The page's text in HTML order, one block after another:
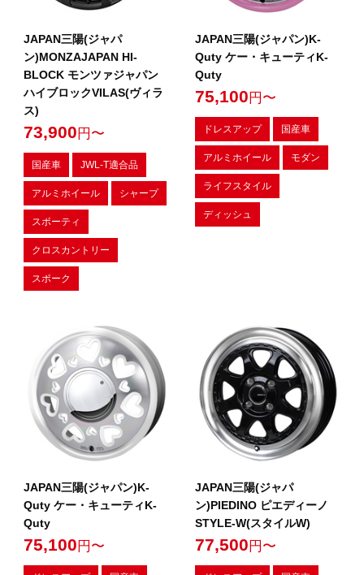
JAPAN三陽(ジャパ
ン)MONZAJAPAN HI-
BLOCK モンツァジャパン
ハイブロックVILAS(ヴィラ
ス)
73,900 円〜
国産車 JWL-T適合品
アルミホイール シャープ
スポーティ
クロスカントリー
スポーク
JAPAN三陽(ジャパン)K-
Quty ケー・キューティK-
Quty
75,100 円〜
ドレスアップ 国産車
アルミホイール モダン
ライフスタイル
ディッシュ
JAPAN三陽(ジャパン)K-
Quty ケー・キューティK-
Quty
75,100 円〜
JAPAN三陽(ジャパ
ン)PIEDINO ピエディーノ
STYLE-W(スタイルW)
77,500 円〜